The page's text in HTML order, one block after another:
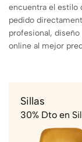
encuentra el estilo
pedido
profesional,
online al mejor
Sillas
30% Dto en